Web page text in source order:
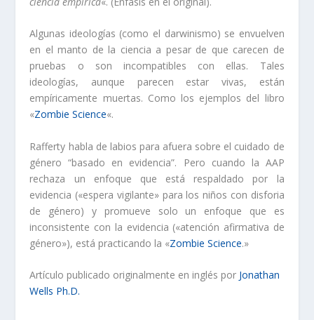
Algunas ideologías (como el darwinismo) se envuelven
en el manto de la ciencia a pesar de que carecen de
pruebas o son incompatibles con ellas. Tales
ideologías, aunque parecen estar vivas, están
empíricamente muertas. Como los ejemplos del libro
«Zombie Science«.
Rafferty habla de labios para afuera sobre el cuidado de
género “basado en evidencia”. Pero cuando la AAP
rechaza un enfoque que está respaldado por la
evidencia («espera vigilante» para los niños con disforia
de género) y promueve solo un enfoque que es
inconsistente con la evidencia («atención afirmativa de
género»), está practicando la «Zombie Science.»
Artículo publicado originalmente en inglés por Jonathan
Wells Ph.D.